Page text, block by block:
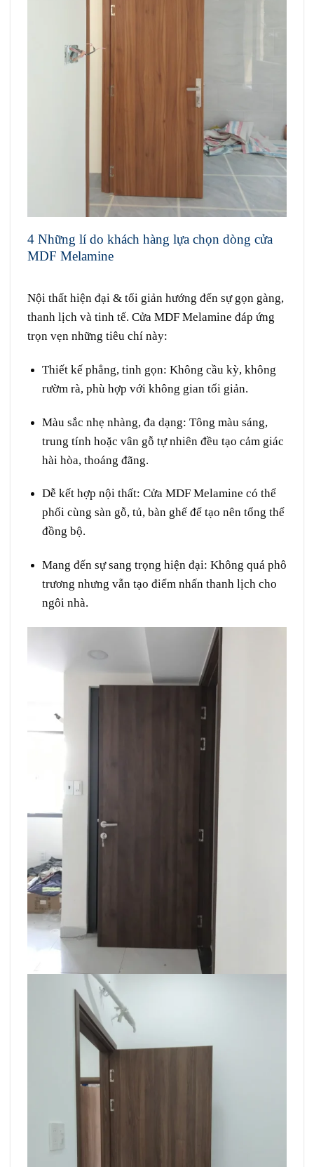
4 Những lí do khách hàng lựa chọn dòng cửa
MDF Melamine
Nội thất hiện đại & tối giản hướng đến sự gọn gàng,
thanh lịch và tinh tế. Cửa MDF Melamine đáp ứng
trọn vẹn những tiêu chí này:
Thiết kế phẳng, tinh gọn: Không cầu kỳ, không
rườm rà, phù hợp với không gian tối giản.
Màu sắc nhẹ nhàng, đa dạng: Tông màu sáng,
trung tính hoặc vân gỗ tự nhiên đều tạo cảm giác
hài hòa, thoáng đãng.
Dễ kết hợp nội thất: Cửa MDF Melamine có thể
phối cùng sàn gỗ, tủ, bàn ghế để tạo nên tổng thể
đồng bộ.
Mang đến sự sang trọng hiện đại: Không quá phô
trương nhưng vẫn tạo điểm nhấn thanh lịch cho
ngôi nhà.